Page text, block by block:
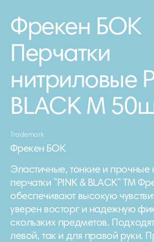
Фрекен БОК
Перчатки
нитриловые
BLACK M
Trademark
Фрекен БОК
Эластичные, тонкие и прочные
перчатки "PINK & BLACK" ТМ
обеспечивают высокую
уверен восторг и надежную
скользких предметов.
левой, так и для правой руки.